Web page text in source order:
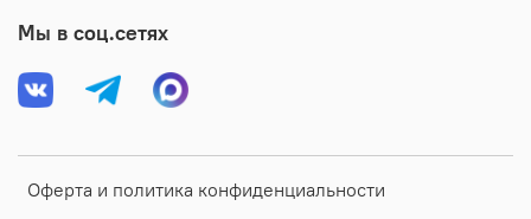
Оферта и политика конфиденциальности
Мы в соц.сетях